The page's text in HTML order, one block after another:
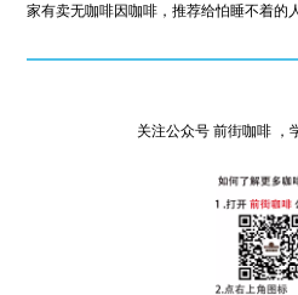
家有卖无咖啡因咖啡，推荐给怕睡不着的人
关注公众号 前街咖啡 ，